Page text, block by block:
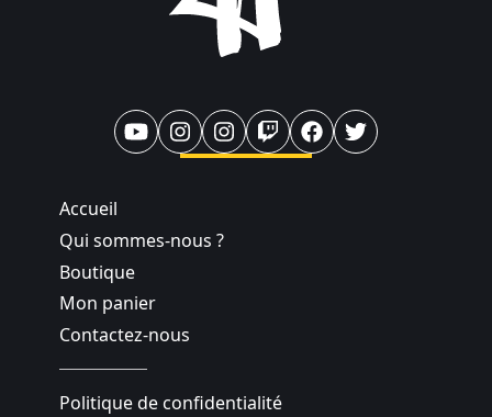
Accueil
Qui sommes-nous ?
Boutique
Mon panier
Contactez-nous
Politique de confidentialité